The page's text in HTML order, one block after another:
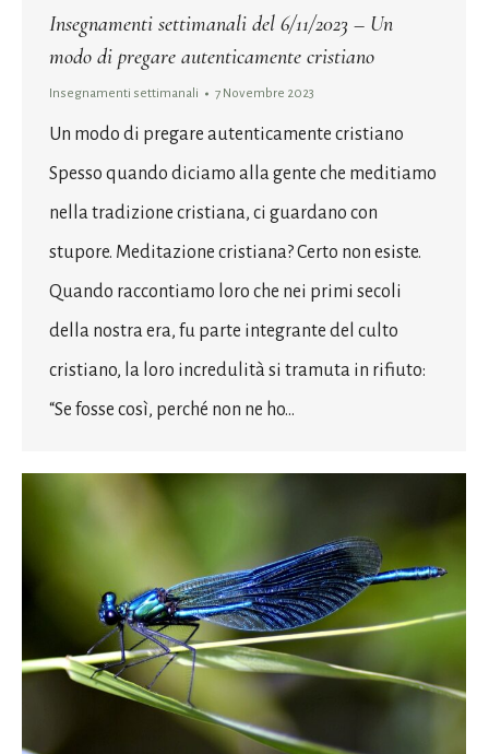
Insegnamenti settimanali del 6/11/2023 – Un
modo di pregare autenticamente cristiano
Insegnamenti settimanali 7 Novembre 2023
Un modo di pregare autenticamente cristiano
Spesso quando diciamo alla gente che meditiamo
nella tradizione cristiana, ci guardano con
stupore. Meditazione cristiana? Certo non esiste.
Quando raccontiamo loro che nei primi secoli
della nostra era, fu parte integrante del culto
cristiano, la loro incredulità si tramuta in rifiuto:
“Se fosse così, perché non ne ho…